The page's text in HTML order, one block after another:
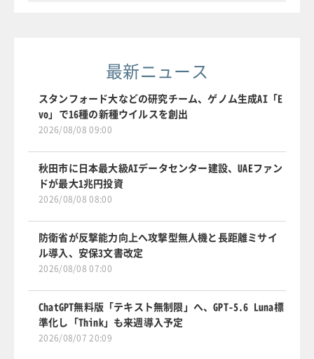
最新ニュース
スタンフォード大などの研究チーム、ゲノム生成AI「E
vo」で16種の新種ウイルスを創出
2026/08/08 09:00
秋田市に日本最大級AIデータセンター建設、UAEファン
ドが最大1兆円投資
2026/08/08 08:00
防衛省が反撃能力向上へ攻撃型無人機と長距離ミサイ
ル導入、安保3文書改定
2026/08/08 07:00
ChatGPT無料版「テキスト無制限」へ、GPT-5.6 Luna標
準化し「Think」も来週導入予定
2026/08/07 20:09